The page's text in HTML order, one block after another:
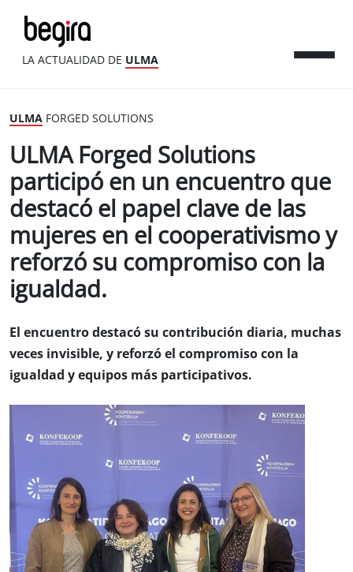
LA ACTUALIDAD DE ULMA
ULMA FORGED SOLUTIONS
ULMA Forged Solutions
participó en un encuentro que
destacó el papel clave de las
mujeres en el cooperativismo y
reforzó su compromiso con la
igualdad.
El encuentro destacó su contribución diaria, muchas
veces invisible, y reforzó el compromiso con la
igualdad y equipos más participativos.